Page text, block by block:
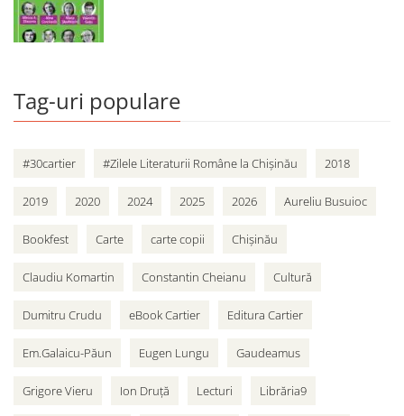
Tag-uri populare
#30cartier #Zilele Literaturii Române la Chișinău 2018
2019 2020 2024 2025 2026 Aureliu Busuioc
Bookfest Carte carte copii Chișinău
Claudiu Komartin Constantin Cheianu Cultură
Dumitru Crudu eBook Cartier Editura Cartier
Em.Galaicu-Păun Eugen Lungu Gaudeamus
Grigore Vieru Ion Druță Lecturi Librăria9